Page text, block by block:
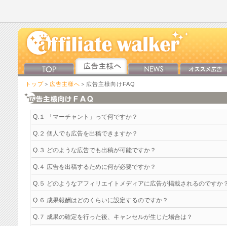
トップ ＞ 広告主様へ ＞広告主様向けFAQ
Q.１ 「マーチャント」って何ですか？
Q.２ 個人でも広告を出稿できますか？
Q.３ どのような広告でも出稿が可能ですか？
Q.４ 広告を出稿するために何が必要ですか？
Q.５ どのようなアフィリエイトメディアに広告が掲載されるのですか
Q.６ 成果報酬はどのくらいに設定するのですか？
Q.７ 成果の確定を行った後、キャンセルが生じた場合は？